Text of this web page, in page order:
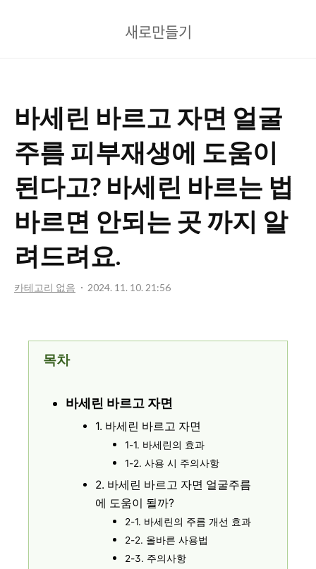
로
기
새로만들기
바세린 바르고 자면 얼굴
주름 피부재생에 도움이
된다고? 바세린 바르는 법
바르면 안되는 곳 까지 알
려드려요.
카테고리 없음 2024. 11. 10. 21:56
목차
바세린 바르고 자면
1. 바세린 바르고 자면
1-1. 바세린의 효과
1-2. 사용 시 주의사항
2. 바세린 바르고 자면 얼굴주름
에 도움이 될까?
2-1. 바세린의 주름 개선 효과
2-2. 올바른 사용법
2-3. 주의사항